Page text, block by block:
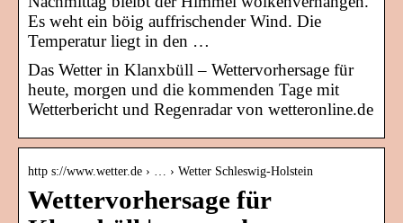
Es weht ein böig auffrischender Wind. Die
Temperatur liegt in den …
Das Wetter in Klanxbüll – Wettervorhersage für
heute, morgen und die kommenden Tage mit
Wetterbericht und Regenradar von wetteronline.de
http s://www.wetter.de › … › Wetter Schleswig-Holstein
Wettervorhersage für